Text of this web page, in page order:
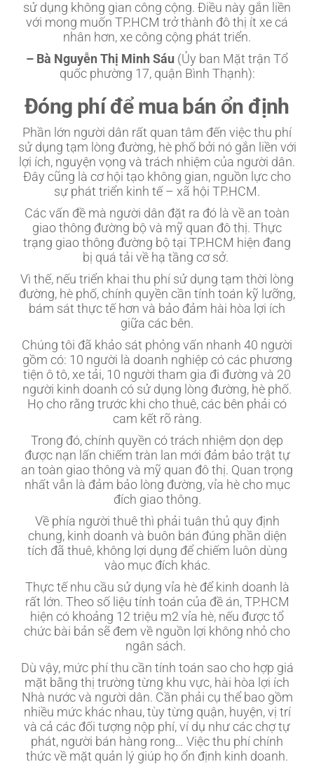
sử dụng không gian công cộng. Điều này gắn liền
với mong muốn TP.HCM trở thành đô thị ít xe cá
nhân hơn, xe công cộng phát triển.
– Bà Nguyễn Thị Minh Sáu (Ủy ban Mặt trận Tổ
quốc phường 17, quận Bình Thạnh):
Đóng phí để mua bán ổn định
Phần lớn người dân rất quan tâm đến việc thu phí
sử dụng tạm lòng đường, hè phố bởi nó gắn liền với
lợi ích, nguyện vọng và trách nhiệm của người dân.
Đây cũng là cơ hội tạo không gian, nguồn lực cho
sự phát triển kinh tế – xã hội TP.HCM.
Các vấn đề mà người dân đặt ra đó là về an toàn
giao thông đường bộ và mỹ quan đô thị. Thực
trạng giao thông đường bộ tại TP.HCM hiện đang
bị quá tải về hạ tầng cơ sở.
Vì thế, nếu triển khai thu phí sử dụng tạm thời lòng
đường, hè phố, chính quyền cần tính toán kỹ lưỡng,
bám sát thực tế hơn và bảo đảm hài hòa lợi ích
giữa các bên.
Chúng tôi đã khảo sát phỏng vấn nhanh 40 người
gồm có: 10 người là doanh nghiệp có các phương
tiện ô tô, xe tải, 10 người tham gia đi đường và 20
người kinh doanh có sử dụng lòng đường, hè phố.
Họ cho rằng trước khi cho thuê, các bên phải có
cam kết rõ ràng.
Trong đó, chính quyền có trách nhiệm dọn dẹp
được nạn lấn chiếm tràn lan mới đảm bảo trật tự
an toàn giao thông và mỹ quan đô thị. Quan trọng
nhất vẫn là đảm bảo lòng đường, vỉa hè cho mục
đích giao thông.
Về phía người thuê thì phải tuân thủ quy định
chung, kinh doanh và buôn bán đúng phần diện
tích đã thuê, không lợi dụng để chiếm luôn dùng
vào mục đích khác.
Thực tế nhu cầu sử dụng vỉa hè để kinh doanh là
rất lớn. Theo số liệu tính toán của đề án, TP.HCM
hiện có khoảng 12 triệu m2 vỉa hè, nếu được tổ
chức bài bản sẽ đem về nguồn lợi không nhỏ cho
ngân sách.
Dù vậy, mức phí thu cần tính toán sao cho hợp giá
mặt bằng thị trường từng khu vực, hài hòa lợi ích
Nhà nước và người dân. Cần phải cụ thể bao gồm
nhiều mức khác nhau, tùy từng quận, huyện, vị trí
và cả các đối tượng nộp phí, ví dụ như các chợ tự
phát, người bán hàng rong… Việc thu phí chính
thức về mặt quản lý giúp họ ổn định kinh doanh.